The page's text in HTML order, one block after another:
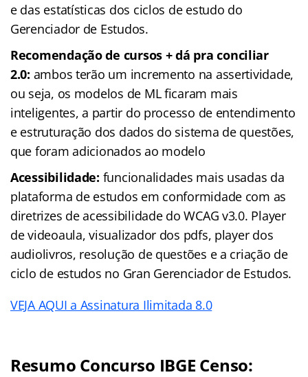
e das estatísticas dos ciclos de estudo do
Gerenciador de Estudos.
Recomendação de cursos + dá pra conciliar
2.0: ambos terão um incremento na assertividade,
ou seja, os modelos de ML ficaram mais
inteligentes, a partir do processo de entendimento
e estruturação dos dados do sistema de questões,
que foram adicionados ao modelo
Acessibilidade: funcionalidades mais usadas da
plataforma de estudos em conformidade com as
diretrizes de acessibilidade do WCAG v3.0. Player
de videoaula, visualizador dos pdfs, player dos
audiolivros, resolução de questões e a criação de
ciclo de estudos no Gran Gerenciador de Estudos.
VEJA AQUI a Assinatura Ilimitada 8.0
Resumo Concurso IBGE Censo: